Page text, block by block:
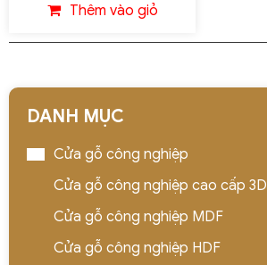
Thêm vào giỏ
DANH MỤC
Cửa gỗ công nghiệp
Cửa gỗ công nghiệp cao cấp 3D
Cửa gỗ công nghiệp MDF
Cửa gỗ công nghiệp HDF